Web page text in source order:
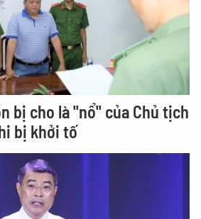
bị cho là "nổ" của Chủ tịch
bị khởi tố